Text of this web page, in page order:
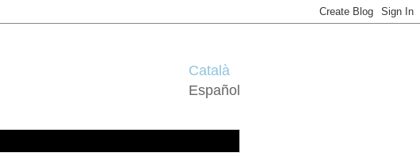
Català
Español